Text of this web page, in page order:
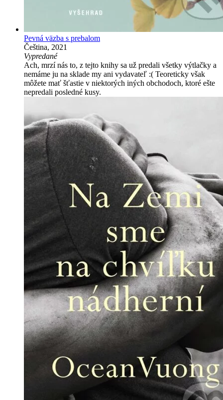
Pevná väzba s prebalom
Čeština, 2021
Vypredané
Ach, mrzí nás to, z tejto knihy sa už predali všetky výtlačky a
nemáme ju na sklade my ani vydavateľ :( Teoreticky však
môžete mať šťastie v niektorých iných obchodoch, ktoré ešte
nepredali posledné kusy.